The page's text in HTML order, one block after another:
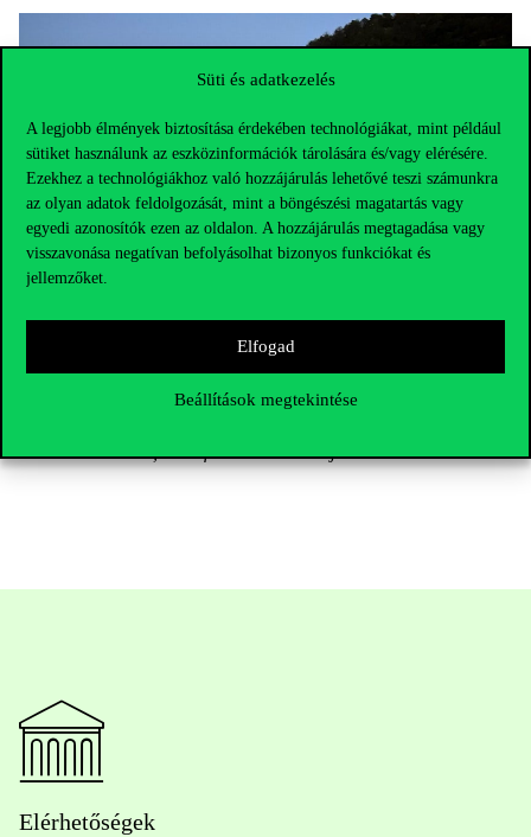
Süti és adatkezelés
A legjobb élmények biztosítása érdekében technológiákat, mint például
sütiket használunk az eszközinformációk tárolására és/vagy elérésére.
Ezekhez a technológiákhoz való hozzájárulás lehetővé teszi számunkra
az olyan adatok feldolgozását, mint a böngészési magatartás vagy
egyedi azonosítók ezen az oldalon. A hozzájárulás megtagadása vagy
visszavonása negatívan befolyásolhat bizonyos funkciókat és
jellemzőket.
Elfogad
Beállítások megtekintése
konferencia esti programjánkészült képenMarijn Janssen, az
Corvinus docense, a konferencia szervezője
Elérhetőségek